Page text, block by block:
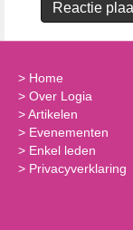
> Home
> Over Logia
>Artikelen
> Evenementen
> Enkel leden
> Privacyverklaring